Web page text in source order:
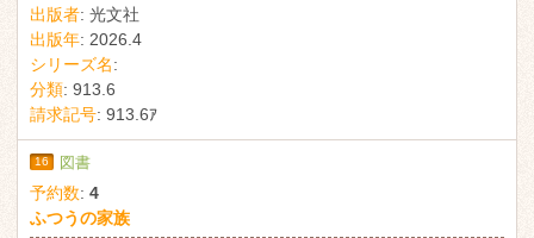
出版者: 光文社
出版年: 2026.4
シリーズ名:
分類: 913.6
請求記号: 913.6ｱ
16 図書
予約数: 4
ふつうの家族